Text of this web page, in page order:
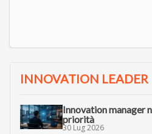
INNOVATION LEADER
Innovation manager
priorità
30 Lug 2026